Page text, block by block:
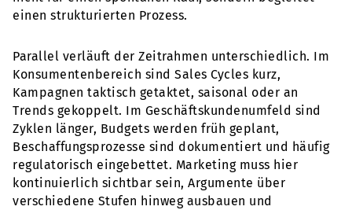
einen strukturierten Prozess.
Parallel verläuft der Zeitrahmen unterschiedlich. Im
Konsumentenbereich sind Sales Cycles kurz,
Kampagnen taktisch getaktet, saisonal oder an
Trends gekoppelt. Im Geschäftskundenumfeld sind
Zyklen länger, Budgets werden früh geplant,
Beschaffungsprozesse sind dokumentiert und häufig
regulatorisch eingebettet. Marketing muss hier
kontinuierlich sichtbar sein, Argumente über
verschiedene Stufen hinweg ausbauen und